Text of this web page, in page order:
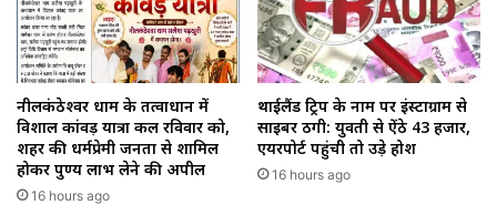
नीलकंठेश्वर धाम के तत्वाधान में
विशाल कांवड़ यात्रा कल रविवार को,
शहर की धर्मप्रेमी जनता से शामिल
होकर पुण्य लाभ लेने की अपील
16 hours ago
थाईलैंड ट्रिप के नाम पर इंस्टाग्राम से
साइबर ठगी: युवती से ऐंठे ₹43 हजार,
एयरपोर्ट पहुंची तो उड़े होश
16 hours ago